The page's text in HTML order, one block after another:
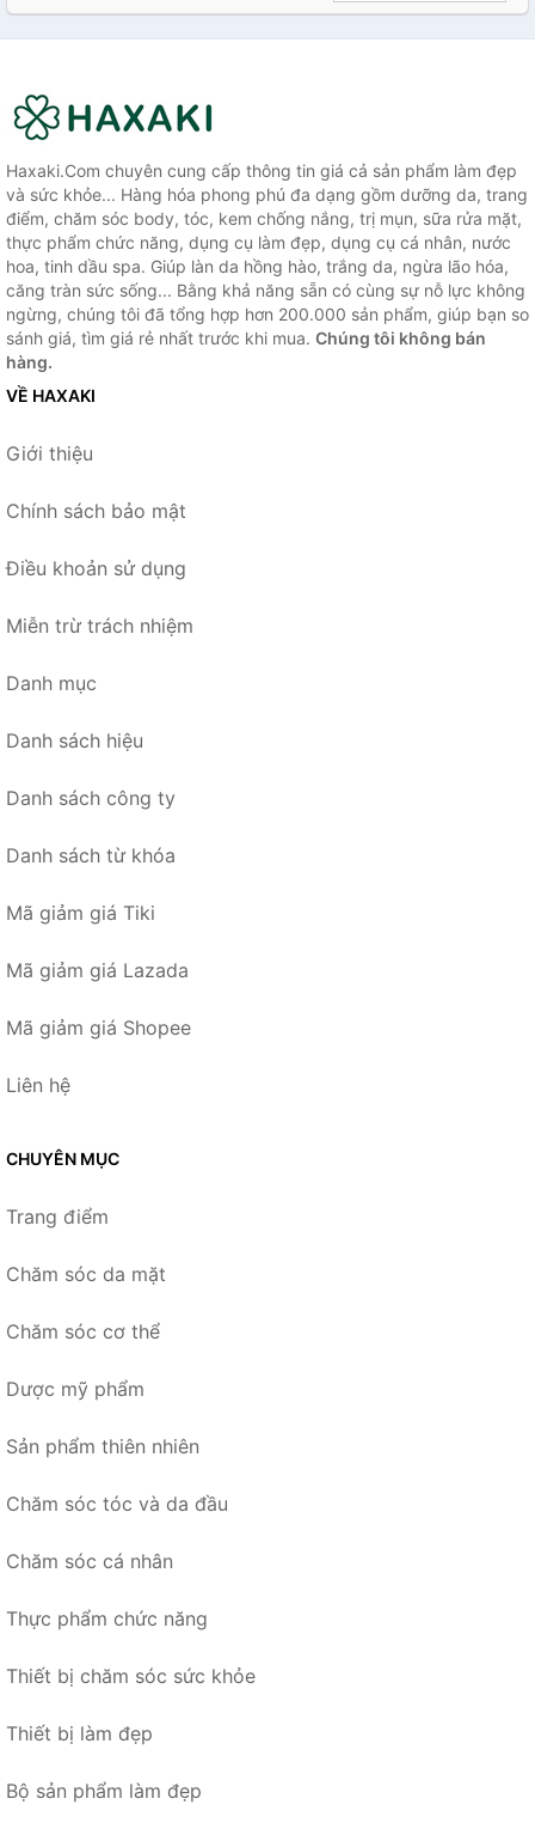
Haxaki.Com chuyên cung cấp thông tin giá cả sản phẩm làm đẹp
và sức khỏe... Hàng hóa phong phú đa dạng gồm dưỡng da, trang
điểm, chăm sóc body, tóc, kem chống nắng, trị mụn, sữa rửa mặt,
thực phẩm chức năng, dụng cụ làm đẹp, dụng cụ cá nhân, nước
hoa, tinh dầu spa. Giúp làn da hồng hào, trắng da, ngừa lão hóa,
căng tràn sức sống... Bằng khả năng sẵn có cùng sự nỗ lực không
ngừng, chúng tôi đã tổng hợp hơn 200.000 sản phẩm, giúp bạn so
sánh giá, tìm giá rẻ nhất trước khi mua. Chúng tôi không bán
hàng.
VỀ HAXAKI
Giới thiệu
Chính sách bảo mật
Điều khoản sử dụng
Miễn trừ trách nhiệm
Danh mục
Danh sách hiệu
Danh sách công ty
Danh sách từ khóa
Mã giảm giá Tiki
Mã giảm giá Lazada
Mã giảm giá Shopee
Liên hệ
CHUYÊN MỤC
Trang điểm
Chăm sóc da mặt
Chăm sóc cơ thể
Dược mỹ phẩm
Sản phẩm thiên nhiên
Chăm sóc tóc và da đầu
Chăm sóc cá nhân
Thực phẩm chức năng
Thiết bị chăm sóc sức khỏe
Thiết bị làm đẹp
Bộ sản phẩm làm đẹp